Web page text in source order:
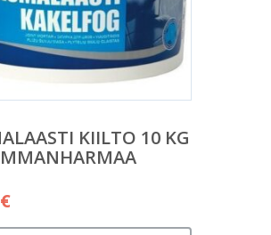
KIILTO 10 KG
€